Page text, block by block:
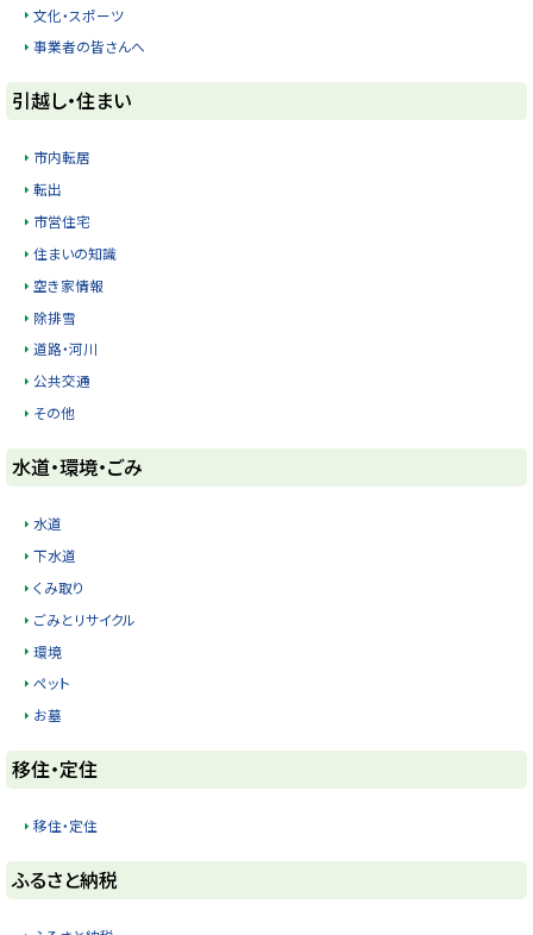
文化・スポーツ
事業者の皆さんへ
ト
ッ
プ
に
引越し・住まい
市内転居
転出
市営住宅
住まいの知識
空き家情報
除排雪
道路・河川
公共交通
その他
ト
ッ
プ
に
水道・環境・ごみ
水道
下水道
くみ取り
ごみとリサイクル
環境
ペット
お墓
ト
ッ
プ
戻
移住・定住
移住・定住
ト
ッ
ふるさと納税